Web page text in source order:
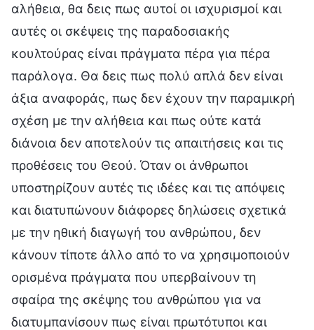
αλήθεια, θα δεις πως αυτοί οι ισχυρισμοί και
αυτές οι σκέψεις της παραδοσιακής
κουλτούρας είναι πράγματα πέρα για πέρα
παράλογα. Θα δεις πως πολύ απλά δεν είναι
άξια αναφοράς, πως δεν έχουν την παραμικρή
σχέση με την αλήθεια και πως ούτε κατά
διάνοια δεν αποτελούν τις απαιτήσεις και τις
προθέσεις του Θεού. Όταν οι άνθρωποι
υποστηρίζουν αυτές τις ιδέες και τις απόψεις
και διατυπώνουν διάφορες δηλώσεις σχετικά
με την ηθική διαγωγή του ανθρώπου, δεν
κάνουν τίποτε άλλο από το να χρησιμοποιούν
ορισμένα πράγματα που υπερβαίνουν τη
σφαίρα της σκέψης του ανθρώπου για να
διατυμπανίσουν πως είναι πρωτότυποι και